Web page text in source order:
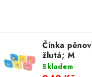
Činka
žlutá; M
Skladem